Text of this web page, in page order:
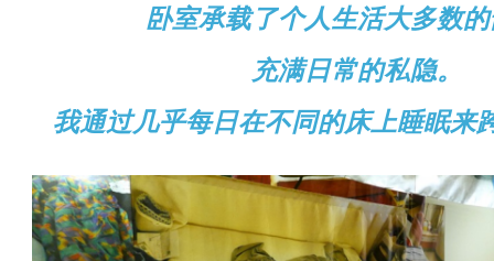
卧室承载了个人生活大多数
充满日常的私隐。
我通过几乎每日在不同的床上睡眠来